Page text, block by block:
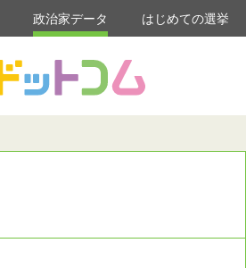
政治家データ はじめての選挙